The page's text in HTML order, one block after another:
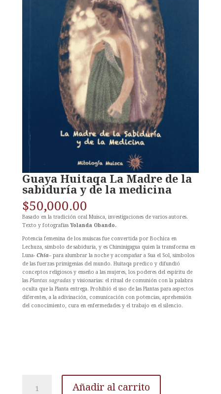
Guaya Huitaqa La Madre de la
sabiduría y de la medicina
$50,000.00
Basado en la tradición oral Muisca, investigaciones de varios autores.
Texto y fotografías Yolanda Obando.
Potencia femenina de los muiscas fue convertida por Bochica en
Lechuza, símbolo de sabiduría, y es Chiminigagua quien la transforma en
Luna-Chía– para alumbrar la noche y acompañar a Sua el Sol, símbolos
de las fuerzas primigenias del mundo. Huitaqa predico y difundió
conceptos religiosos y enseño a las mujeres, los poderes del espíritu de
las Plantas sagradasy visionarias: el ritual de comunión con la palabra
oculta que la Planta entrega. Prohibió el uso de las Plantas para aspectos
diferentes, a la adivinación, comunicación con potencias, aprehensión
del conocimiento, cura en enfermedades y el trabajo en el silencio.
Huitaqa
Añadir al carrito